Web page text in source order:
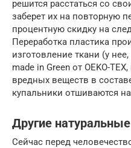
решится расстаться со
заберет их на повторную
процентную скидку на
Переработка пластика
изготовление ткани (у
made in Green от OEKO-
вредных веществ в
купальники отшиваются
Другие
Сейчас перед